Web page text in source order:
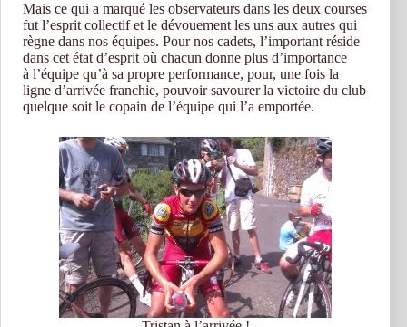
Mais ce qui a marqué les observateurs dans les deux courses
fut l’esprit collectif et le dévouement les uns aux autres qui
règne dans nos équipes. Pour nos cadets, l’important réside
dans cet état d’esprit où chacun donne plus d’importance
à l’équipe qu’à sa propre performance, pour, une fois la
ligne d’arrivée franchie, pouvoir savourer la victoire du club
quelque soit le copain de l’équipe qui l’a emportée.